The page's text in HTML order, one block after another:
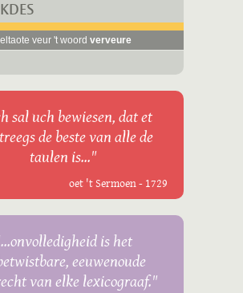
veur 't woord verveure
sal uch bewiesen, dat et
de beste van alle de
taulen is..."
oet 't Sermoen - 1729
is het
eeuwenoude
van elke lexicograaf."